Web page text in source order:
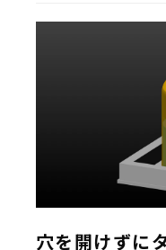
穴を開けずに